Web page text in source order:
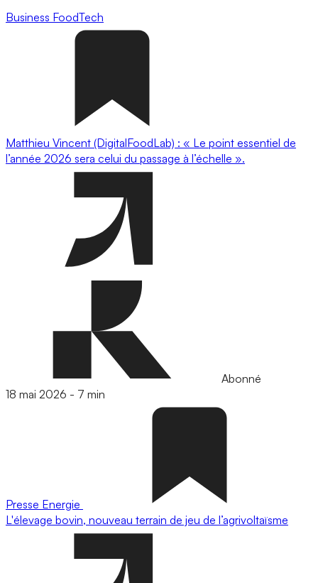
Business FoodTech
Matthieu Vincent (DigitalFoodLab) : « Le point essentiel de
l’année 2026 sera celui du passage à l’échelle ».
Abonné
18 mai 2026 - 7 min
Presse Energie
L'élevage bovin, nouveau terrain de jeu de l’agrivoltaïsme